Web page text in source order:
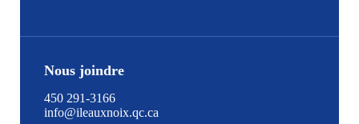
Nous joindre
450 291-3166
info@ileauxnoix.qc.ca